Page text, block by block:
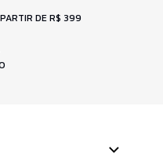
DE R$ 399